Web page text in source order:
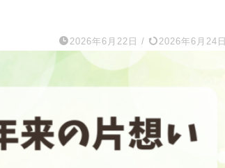
2026年6月22日 / 2026年6月24日